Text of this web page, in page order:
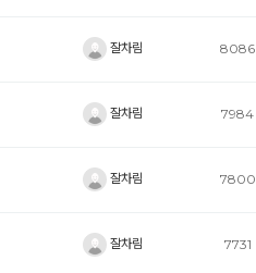
잘차림 8086
잘차림 7984
잘차림 7800
잘차림 7731